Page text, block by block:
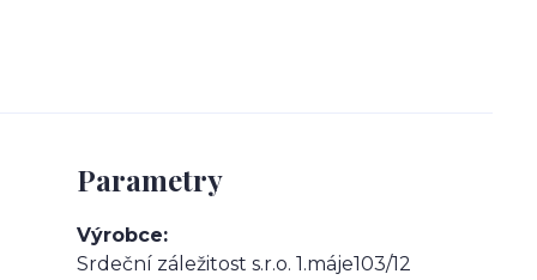
Parametry
Výrobce
Srdeční záležitost s.r.o. 1.máje103/12